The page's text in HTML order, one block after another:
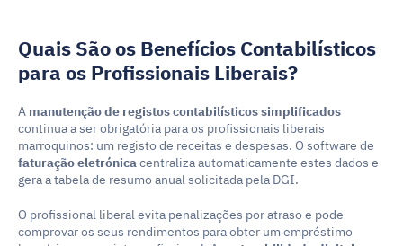
Quais São os Benefícios Contabilísticos
para os Profissionais Liberais?
A manutenção de registos contabilísticos simplificados
continua a ser obrigatória para os profissionais liberais
faturação eletrónica centraliza automaticamente estes dados e
gera a tabela de resumo anual solicitada pela DGI.
O profissional liberal evita penalizações por atraso e pode
comprovar os seus rendimentos para obter um empréstimo